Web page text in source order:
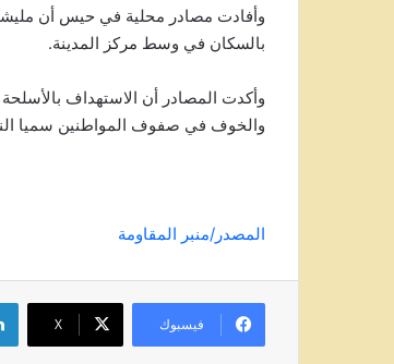
وأفادت مصادر محلية في حيس أن
بالسكان في وسط مركز المدينة.
وأكدت المصادر أن الاستهداف
والخوف في صفوف المواطنين سميا
المصدر/منبر المقاومة
فيسبوك ‫X